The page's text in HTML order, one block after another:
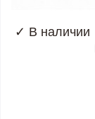
✓ В наличии